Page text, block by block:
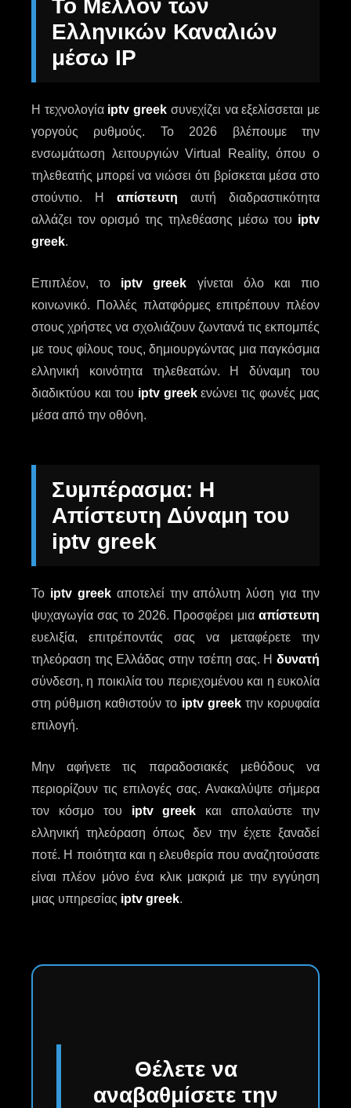
Το Μέλλον των
Ελληνικών Καναλιών
μέσω IP
Η τεχνολογία iptv greek συνεχίζει να εξελίσσεται με
γοργούς ρυθμούς. Το 2026 βλέπουμε την
ενσωμάτωση λειτουργιών Virtual Reality, όπου ο
τηλεθεατής μπορεί να νιώσει ότι βρίσκεται μέσα στο
στούντιο. Η απίστευτη αυτή διαδραστικότητα
αλλάζει τον ορισμό της τηλεθέασης μέσω του iptv
greek.
Επιπλέον, το iptv greek γίνεται όλο και πιο
κοινωνικό. Πολλές πλατφόρμες επιτρέπουν πλέον
στους χρήστες να σχολιάζουν ζωντανά τις εκπομπές
με τους φίλους τους, δημιουργώντας μια παγκόσμια
ελληνική κοινότητα τηλεθεατών. Η δύναμη του
διαδικτύου και του iptv greekενώνει τις φωνές μας
μέσα από την οθόνη.
Συμπέρασμα: Η
Απίστευτη Δύναμη του
iptv greek
Το iptv greekαποτελεί την απόλυτη λύση για την
ψυχαγωγία σας το 2026. Προσφέρει μια απίστευτη
ευελιξία, επιτρέποντάς σας να μεταφέρετε την
τηλεόραση της Ελλάδας στην τσέπη σας. Η δυνατή
σύνδεση, η ποικιλία του περιεχομένου και η ευκολία
στη ρύθμιση καθιστούν το iptv greekτην κορυφαία
επιλογή.
Μην αφήνετε τις παραδοσιακές μεθόδους να
περιορίζουν τις επιλογές σας. Ανακαλύψτε σήμερα
τον κόσμο του iptv greek και απολαύστε την
ελληνική τηλεόραση όπως δεν την έχετε ξαναδεί
ποτέ. Η ποιότητα και η ελευθερία που αναζητούσατε
είναι πλέον μόνο ένα κλικ μακριά με την εγγύηση
μιας υπηρεσίας iptv greek.
Θέλετε να
αναβαθμίσετε την